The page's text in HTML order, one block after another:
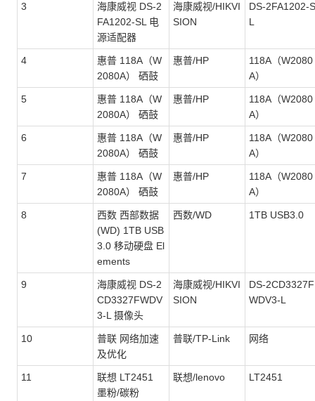
3
海康威视 DS-2
FA1202-SL 电
源适配器
海康威视/HIKVI
SION
DS-2FA1202-S
L
4
惠普 118A（W
2080A） 硒鼓
惠普/HP
118A（W2080
A）
5
惠普 118A（W
2080A） 硒鼓
惠普/HP
118A（W2080
A）
6
惠普 118A（W
2080A） 硒鼓
惠普/HP
118A（W2080
A）
7
惠普 118A（W
2080A） 硒鼓
惠普/HP
118A（W2080
A）
8
西数 西部数据
(WD) 1TB USB
3.0 移动硬盘 El
ements
西数/WD 1TB USB3.0
9
海康威视 DS-2
CD3327FWDV
3-L 摄像头
海康威视/HIKVI
SION
DS-2CD3327F
WDV3-L
10
普联 网络加速
及优化
普联/TP-Link 网络
11
联想 LT2451
墨粉/碳粉
联想/lenovo LT2451